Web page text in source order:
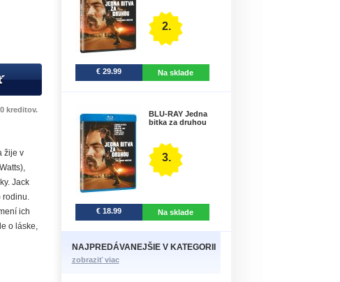
kreditov.
žije v
Jack
rodinu.
ich
o láske,
2.
€ 29.99 Na sklade
BLU-RAY Jedna
bitka za druhou
3.
€ 18.99 Na sklade
NAJPREDÁVANEJŠIE V KATEGORII
zobraziť viac